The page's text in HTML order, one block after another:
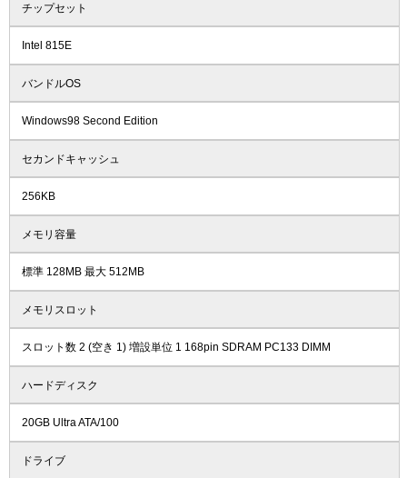
チップセット
Intel 815E
バンドルOS
Windows98 Second Edition
セカンドキャッシュ
256KB
メモリ容量
標準 128MB 最大 512MB
メモリスロット
スロット数 2 (空き 1) 増設単位 1 168pin SDRAM PC133 DIMM
ハードディスク
20GB Ultra ATA/100
ドライブ